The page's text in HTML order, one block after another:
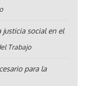
justicia social en el
Trabajo
para la